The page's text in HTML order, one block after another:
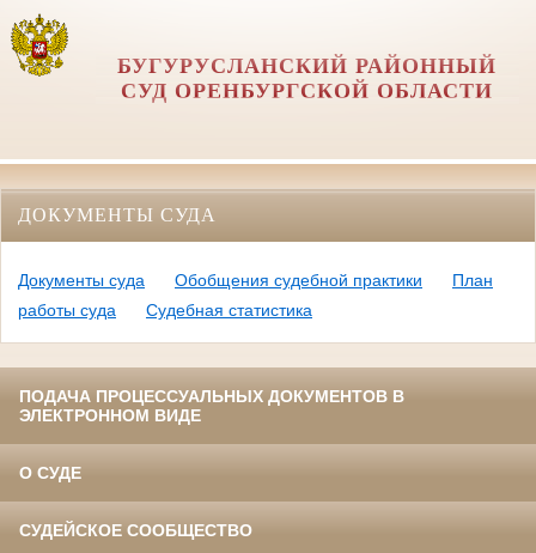
БУГУРУСЛАНСКИЙ РАЙОННЫЙ
СУД ОРЕНБУРГСКОЙ ОБЛАСТИ
ДОКУМЕНТЫ СУДА
Документы суда Обобщения судебной практики
План
работы суда
Судебная статистика
ПОДАЧА ПРОЦЕССУАЛЬНЫХ ДОКУМЕНТОВ В
ЭЛЕКТРОННОМ ВИДЕ
О СУДЕ
СУДЕЙСКОЕ СООБЩЕСТВО